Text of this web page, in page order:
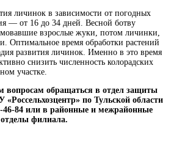
личинок в зависимости от погодных
— от 16 до 34 дней. Весной ботву
взрослые жуки, потом личинки,
Оптимальное время обработки растений
развития личинок. Именно в это время
снизить численность колорадских
участке.
вопросам обращаться в отдел защиты
по Тульской области
46-84 или в районные и межрайонные
отделы филиала.